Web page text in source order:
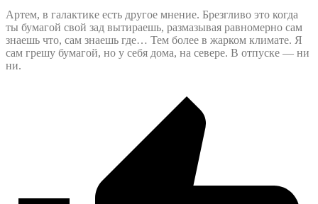
Артем, в галактике есть другое мнение. Брезгливо это когда
ты бумагой свой зад вытираешь, размазывая равномерно сам
знаешь что, сам знаешь где… Тем более в жарком климате. Я
сам грешу бумагой, но у себя дома, на севере. В отпуске — ни
ни.